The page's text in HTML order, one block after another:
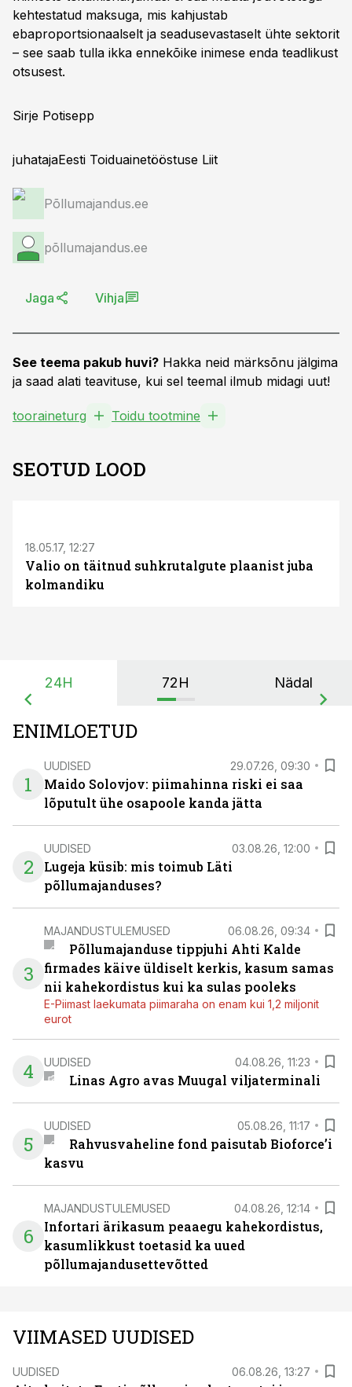
kehtestatud maksuga, mis kahjustab
ebaproportsionaalselt ja seadusevastaselt ühte sektorit
– see saab tulla ikka ennekõike inimese enda teadlikust
otsusest.
Sirje Potisepp
juhatajaEesti Toiduainetööstuse Liit
Põllumajandus.ee
põllumajandus.ee
Jaga Vihja
See teema pakub huvi? Hakka neid märksõnu jälgima
ja saad alati teavituse, kui sel teemal ilmub midagi uut!
tooraineturg Toidu tootmine
SEOTUD LOOD
18.05.17, 12:27
Valio on täitnud suhkrutalgute plaanist juba
kolmandiku
24H 72H Nädal
ENIMLOETUD
1
UUDISED 29.07.26, 09:30
Maido Solovjov: piimahinna riski ei saa
lõputult ühe osapoole kanda jätta
2
UUDISED 03.08.26, 12:00
Lugeja küsib: mis toimub Läti
põllumajanduses?
3
MAJANDUSTULEMUSED 06.08.26, 09:34
Põllumajanduse tippjuhi Ahti Kalde
firmades käive üldiselt kerkis, kasum samas
nii kahekordistus kui ka sulas pooleks
E-Piimast laekumata piimaraha on enam kui 1,2 miljonit
eurot
4 UUDISED 04.08.26, 11:23
Linas Agro avas Muugal viljaterminali
5
UUDISED 05.08.26, 11:17
Rahvusvaheline fond paisutab Bioforce’i
kasvu
6
MAJANDUSTULEMUSED 04.08.26, 12:14
Infortari ärikasum peaaegu kahekordistus,
kasumlikkust toetasid ka uued
põllumajandusettevõtted
VIIMASED UUDISED
UUDISED 06.08.26, 13:27